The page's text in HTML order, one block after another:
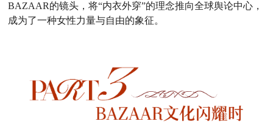
BAZAAR的镜头，将“内衣外穿”的理念推向全球舆论中心，
成为了一种女性力量与自由的象征。